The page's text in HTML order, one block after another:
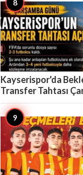
Kayserispor'da
Transfer Tahtası